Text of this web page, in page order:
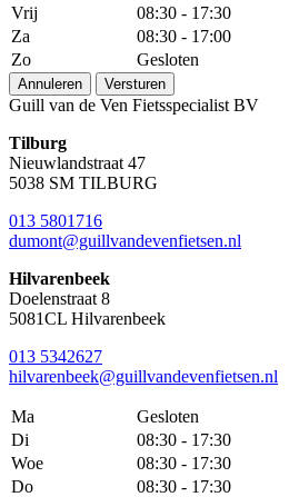
Vrij
08:30 - 17:30
Za
08:30 - 17:00
Zo
Gesloten
Annuleren Versturen
Guill van de Ven Fietsspecialist BV
Tilburg
Nieuwlandstraat 47
5038 SM TILBURG
013 5801716
dumont@guillvandevenfietsen.nl
Hilvarenbeek
Doelenstraat 8
5081CL Hilvarenbeek
013 5342627
hilvarenbeek@guillvandevenfietsen.nl
Ma
Gesloten
Di
08:30 - 17:30
Woe
08:30 - 17:30
Do
08:30 - 17:30